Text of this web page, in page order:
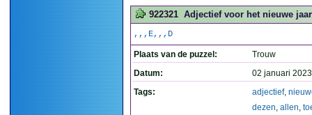
922321 Adjectief voor het nieuwe
,,,E,,,D
Plaats van de puzzel:
Trouw
Datum:
02 januari
Tags:
adjectief,
dezen, allen,